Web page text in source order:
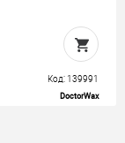
Код: 139991
DoctorWax